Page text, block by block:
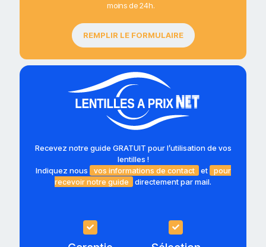
moins de 24h.
REMPLIR LE FORMULAIRE
Recevez notre guide GRATUIT pour l’utilisation de vos
lentilles !
Indiquez nous
vos informations de contact et
pour
recevoir notre guide
directement par mail.